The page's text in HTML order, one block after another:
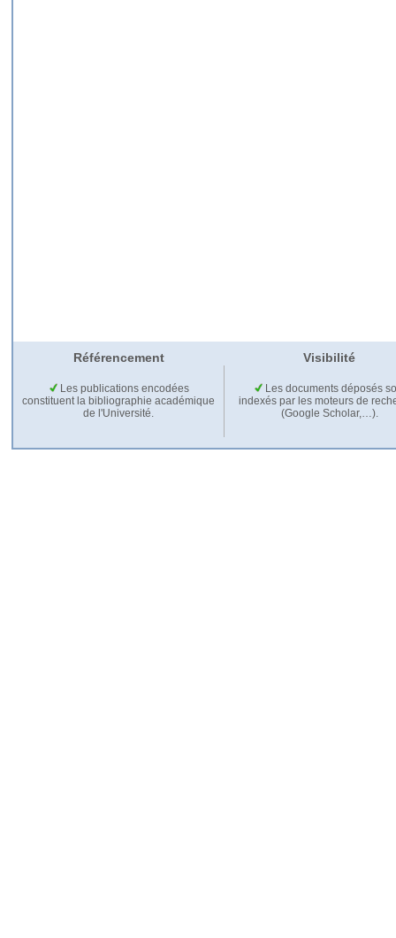
Référencement Visibilité
Les publications encodées
constituent la bibliographie académique
de l'Université.
Les documents déposés
indexés par les moteurs de
(Google Scholar,…).